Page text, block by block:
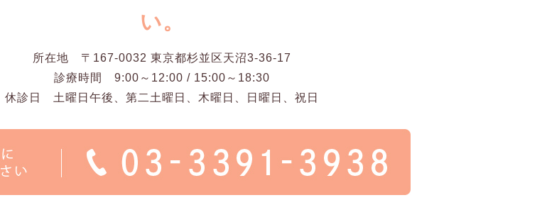
い。
所在地 〒167-0032 東京都杉並区天沼3-36-17
診療時間 9:00～12:00 / 15:00～18:30
休診日 土曜日午後、第二土曜日、木曜日、日曜日、祝日